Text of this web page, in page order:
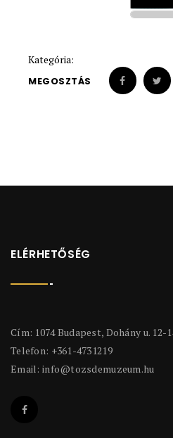
Kategória:
MEGOSZTÁS
ELÉRHETŐSÉG
Cím: 1074 Budapest, Dohány u. 12-
Telefon: +361-4731219
Email: info@tozsdemuzeum.hu